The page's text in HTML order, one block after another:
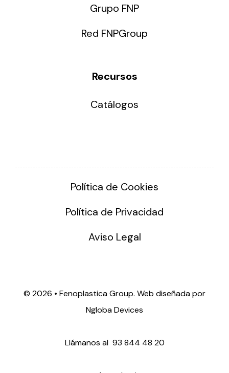
Grupo FNP
Red FNPGroup
Recursos
Catálogos
Política de Cookies
Política de Privacidad
Aviso Legal
© 2026 • Fenoplastica Group. Web diseñada por
Ngloba Devices
Llámanos al 93 844 48 20